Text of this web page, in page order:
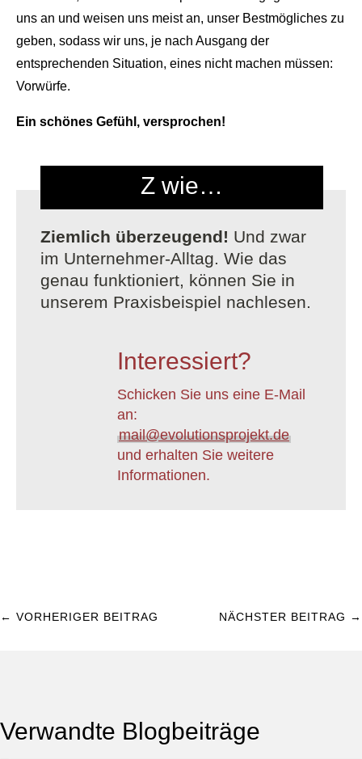
uns an und weisen uns meist an, unser Bestmögliches zu
geben, sodass wir uns, je nach Ausgang der
entsprechenden Situation, eines nicht machen müssen:
Vorwürfe.
Ein schönes Gefühl, versprochen!
Z wie…
Ziemlich überzeugend! Und zwar
im Unternehmer-Alltag. Wie das
genau funktioniert, können Sie in
unserem Praxisbeispiel nachlesen.
Interessiert?
Schicken Sie uns eine E-Mail
an:
mail@evolutionsprojekt.de
und erhalten Sie weitere
Informationen.
← VORHERIGER BEITRAG NÄCHSTER BEITRAG →
Verwandte Blogbeiträge